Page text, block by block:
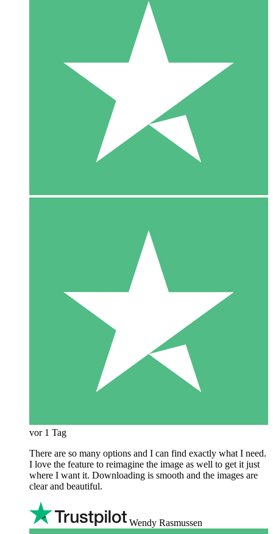
vor 1 Tag
There are so many options and I can find exactly what I need.
I love the feature to reimagine the image as well to get it just
where I want it. Downloading is smooth and the images are
clear and beautiful.
Wendy Rasmussen